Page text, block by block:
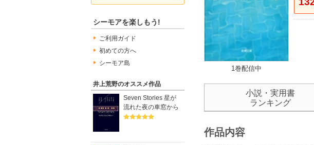
シーモアを楽しもう!
ご利用ガイド
初めての方へ
シーモア島
井上荒野のオススメ作品
Seven Stories 星が
流れた夜の車窓から
1巻配信中
小説・実用書
ランキング
作品内容